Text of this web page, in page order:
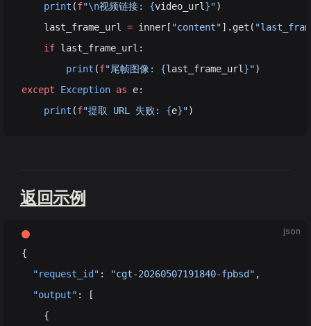
    print
(f"\n视频链接: {video_url }")
    last_frame_url
= inner[ "content"].get(
    if
last_frame_url:
        print
(f"尾帧图像: {last_frame_url }")
except Exception as e:
    print
(f"提取 URL 失败: {e}")
返回示例
json
{
  "request_id"
: "cgt-20260507191840-fpbsd" ,
  "output"
: [
    {